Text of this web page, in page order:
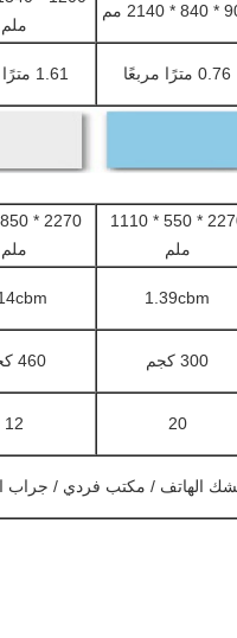
مم
ملم
0.76 مترًا مربعًا 1.61 مترًا مربعًا
2270 * 550 * 1110
ملم
ملم
1.39cbm
300 كجم 460 كجم
20
12
الهاتف / مكتب فردي / جراب